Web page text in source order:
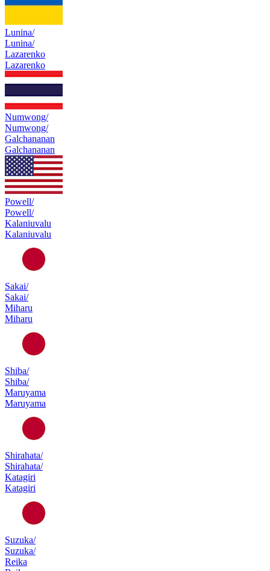
Lunina/
Lunina/
Lazarenko
Lazarenko
Numwong/
Numwong/
Galchananan
Galchananan
Powell/
Powell/
Kalaniuvalu
Kalaniuvalu
Sakai/
Sakai/
Miharu
Miharu
Shiba/
Shiba/
Maruyama
Maruyama
Shirahata/
Shirahata/
Katagiri
Katagiri
Suzuka/
Suzuka/
Reika